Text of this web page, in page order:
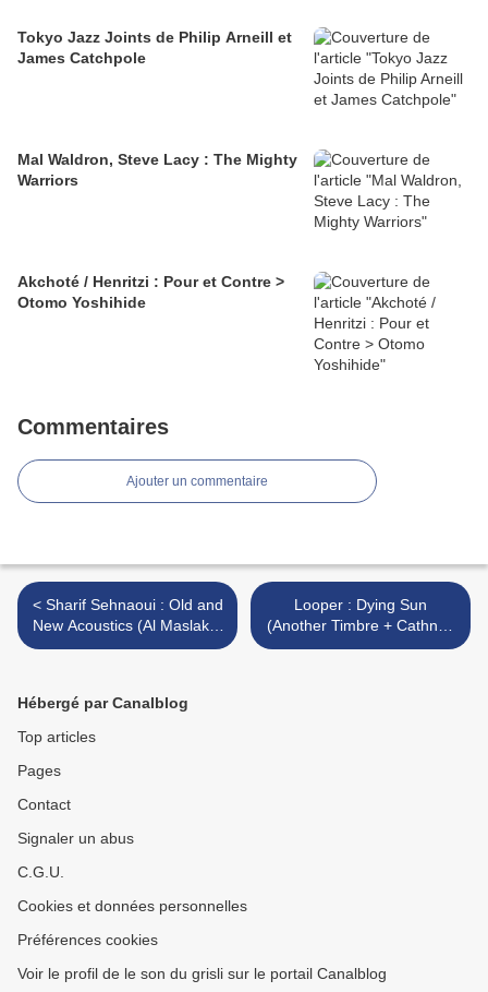
Tokyo Jazz Joints de Philip Arneill et
James Catchpole
Mal Waldron, Steve Lacy : The Mighty
Warriors
Akchoté / Henritzi : Pour et Contre >
Otomo Yoshihide
Commentaires
Ajouter un commentaire
< Sharif Sehnaoui : Old and
New Acoustics (Al Maslakh,
2010)
Looper : Dying Sun
(Another Timbre + Cathnor,
2010) >
Hébergé par Canalblog
Top articles
Pages
Contact
Signaler un abus
C.G.U.
Cookies et données personnelles
Préférences cookies
Voir le profil de le son du grisli sur le portail Canalblog